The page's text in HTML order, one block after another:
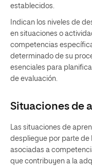
establecidos.
Indican los niveles de
en situaciones o
competencias
determinado de su
esenciales para
de evaluación.
Situaciones de
Las situaciones de
despliegue por parte de
asociadas a
que contribuyen a la